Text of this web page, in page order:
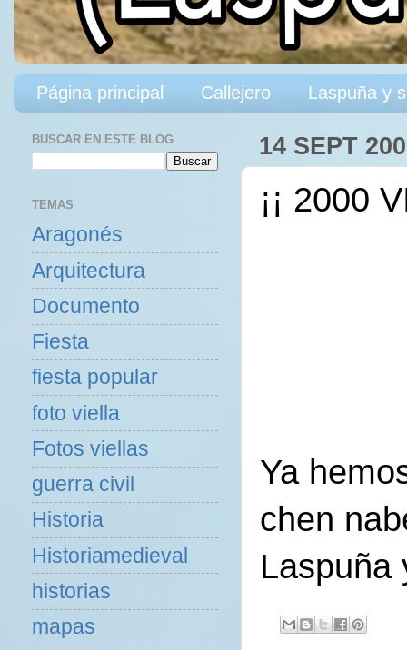
Página principal Callejero Laspuña y
14 SEPT
¡¡ 2000
Ya
chen
Laspuña
BUSCAR EN ESTE BLOG
TEMAS
Aragonés
Arquitectura
Documento
Fiesta
fiesta popular
foto viella
Fotos viellas
guerra civil
Historia
Historiamedieval
historias
mapas